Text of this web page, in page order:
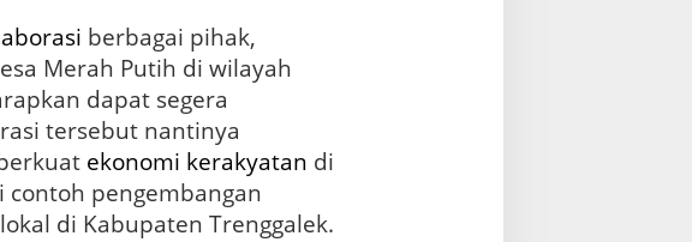
berbagai pihak,
Merah Putih di wilayah
dapat segera
tersebut nantinya
ekonomi kerakyatan di
pengembangan
di Kabupaten Trenggalek.